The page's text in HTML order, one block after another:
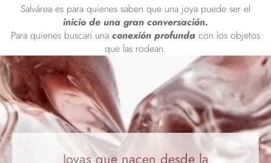
Salvárea es para quienes saben que una joya puede ser el
inicio de una gran conversación.
Para quienes buscan una conexión profunda con los objetos
que las rodean.
Joyas que nacen desde la